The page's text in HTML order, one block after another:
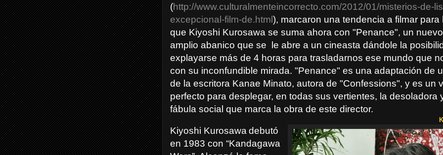
(http://www.culturalmenteincorrecto.com/2012/01/misterios-de-
excepcional-film-de.html ), marcaron una tendencia a filmar para
que Kiyoshi Kurosawa se suma ahora con "Penance", un
amplio abanico que se
le abre a un cineasta dándole la
explayarse más de 4 horas para trasladarnos ese mundo que
con su inconfundible mirada. "Penance" es una adaptación de
de la escritora Kanae Minato, autora de "Confessions", y es un
perfecto para desplegar, en todas sus vertientes, la desoladora
fábula social que marca la obra de este director.
Kiyoshi Kurosawadebutó
en 1983 con “Kandagawa